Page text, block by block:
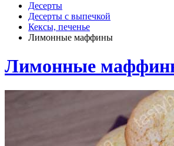
Десерты
Десерты с выпечкой
Кексы, печенье
Лимонные маффины
Лимонные